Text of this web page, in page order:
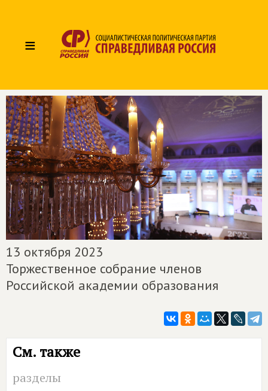
≡
13 октября 2023
Торжественное собрание членов
Российской академии образования
См. также
разделы